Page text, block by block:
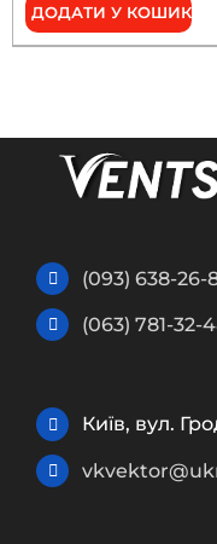
ДОДАТИ У КОШИК
(093) 638-26-
(063) 781-32-
Київ, вул.